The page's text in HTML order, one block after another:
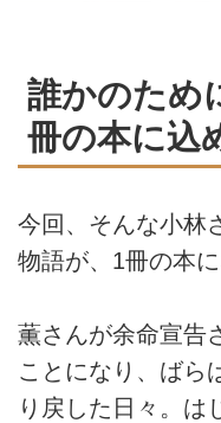
誰かのため
冊の本に込
今回、そんな小林
物語が、1冊の本に
薫さんが余命宣告
ことになり、ばら
り戻した日々。は